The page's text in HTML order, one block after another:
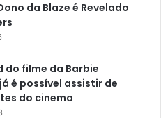
da Blaze é Revelado
do filme da Barbie
é possível assistir de
do cinema